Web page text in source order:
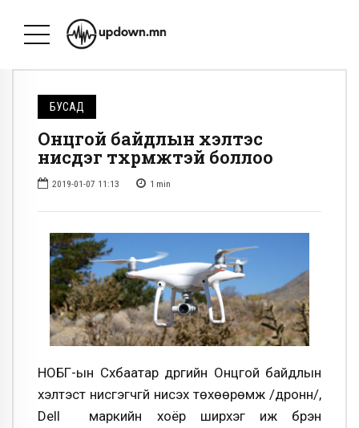
БУСАД
Онцгой байдлын хэлтэс
нисдэг төхөөрөмжтэй боллоо
2019-01-07 11:13 1 min
НОБГ-ын Сүхбаатар дүүргийн Онцгой байдлын
хэлтэст нисгэгчгүй нисэх төхөөрөмж /дронн/,
Dell маркийн хоёр ширхэг иж бүрэн